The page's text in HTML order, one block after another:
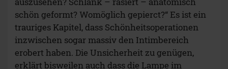
schön geformt? Womöglich gepierct?“ Es ist ein
trauriges Kapitel, dass Schönheitsoperationen
inzwischen sogar massiv den Intimbereich
erobert haben. Die Unsicherheit zu genügen,
erklärt bisweilen auch dass die Lampe im